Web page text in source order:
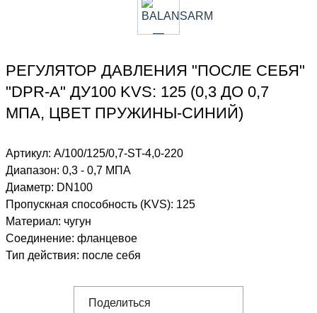
РЕГУЛЯТОР ДАВЛЕНИЯ "ПОСЛЕ СЕБЯ"
"DPR-A" ДУ100 KVS: 125 (0,3 ДО 0,7
МПА, ЦВЕТ ПРУЖИНЫ-СИНИЙ)
Артикул: A/100/125/0,7-ST-4,0-220
Диапазон: 0,3 - 0,7 МПА
Диаметр: DN100
Пропускная способность (KVS): 125
Материал: чугун
Соединение: фланцевое
Тип действия: после себя
Поделиться